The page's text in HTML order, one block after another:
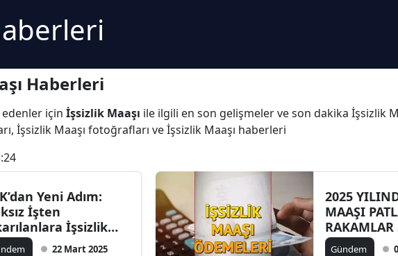
Artvin
Balıkesir
Bingöl
Haberleri
için İşsizlik Maaşı ile ilgili en son gelişmeler ve son dakika İşsizlik
İşsizlik Maaşı fotoğrafları ve İşsizlik Maaşı haberleri
Yeni Adım:
İşten
İşsizlik
Hakkı Geliyor
22 Mart 2025
2025
MAAŞI
RAKAMLAR
Gündem